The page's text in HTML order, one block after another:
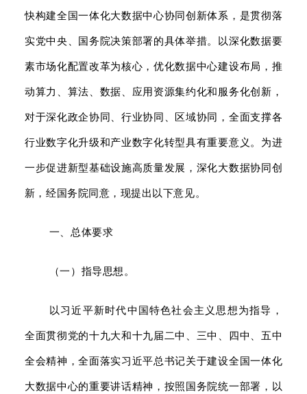
快构建全国一体化大数据中心协同创新体系，是贯彻落
实党中央、国务院决策部署的具体举措。以深化数据要
素市场化配置改革为核心，优化数据中心建设布局，推
动算力、算法、数据、应用资源集约化和服务化创新，
对于深化政企协同、行业协同、区域协同，全面支撑各
行业数字化升级和产业数字化转型具有重要意义。为进
一步促进新型基础设施高质量发展，深化大数据协同创
新，经国务院同意，现提出以下意见。
一、总体要求
（一）指导思想。
以习近平新时代中国特色社会主义思想为指导，
全面贯彻党的十九大和十九届二中、三中、四中、五中
全会精神，全面落实习近平总书记关于建设全国一体化
大数据中心的重要讲话精神，按照国务院统一部署，以